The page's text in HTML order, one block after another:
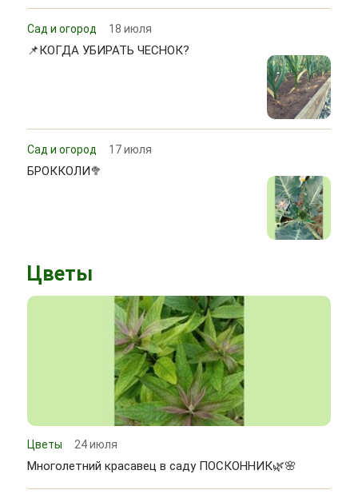
Сад и огород 18 июля
📌КОГДА УБИРАТЬ ЧЕСНОК?
Сад и огород 17 июля
БРОККОЛИ🥦
Цветы
Цветы 24 июля
Многолетний красавец в саду ПОСКОННИК🌿🌸